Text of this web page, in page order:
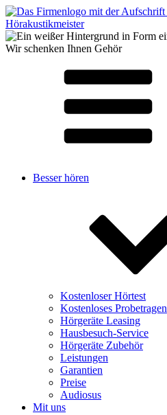
Wir schenken Ihnen Gehör
Besser hören
Kostenloser Hörtest
Kostenloses Probetragen
Hörgeräte Leasing
Hausbesuch-Service
Hörgeräte Zubehör
Leistungen
Garantien
Preise
Audiosus
Mit uns